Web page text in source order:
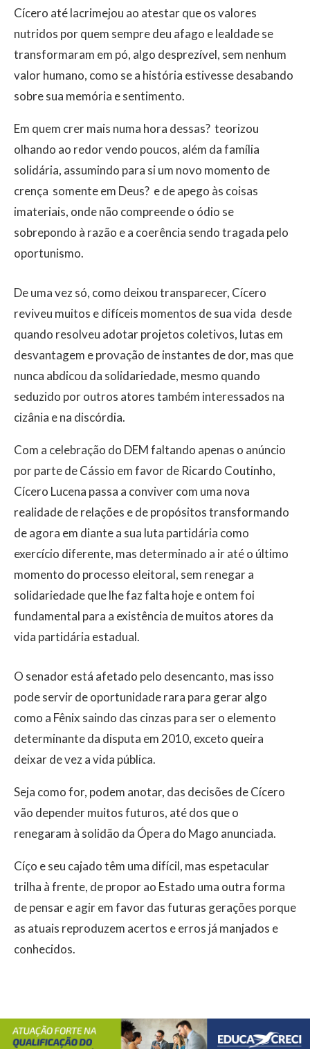
Cícero até lacrimejou ao atestar que os valores
nutridos por quem sempre deu afago e lealdade se
transformaram em pó, algo desprezível, sem nenhum
valor humano, como se a história estivesse desabando
sobre sua memória e sentimento.
Em quem crer mais numa hora dessas?  teorizou
olhando ao redor vendo poucos, além da família
solidária, assumindo para si um novo momento de
crença  somente em Deus?  e de apego às coisas
imateriais, onde não compreende o ódio se
sobrepondo à razão e a coerência sendo tragada pelo
oportunismo.
De uma vez só, como deixou transparecer, Cícero
reviveu muitos e difíceis momentos de sua vida  desde
quando resolveu adotar projetos coletivos, lutas em
desvantagem e provação de instantes de dor, mas que
nunca abdicou da solidariedade, mesmo quando
seduzido por outros atores também interessados na
cizânia e na discórdia.
Com a celebração do DEM faltando apenas o anúncio
por parte de Cássio em favor de Ricardo Coutinho,
Cícero Lucena passa a conviver com uma nova
realidade de relações e de propósitos transformando
de agora em diante a sua luta partidária como
exercício diferente, mas determinado a ir até o último
momento do processo eleitoral, sem renegar a
solidariedade que lhe faz falta hoje e ontem foi
fundamental para a existência de muitos atores da
vida partidária estadual.
O senador está afetado pelo desencanto, mas isso
pode servir de oportunidade rara para gerar algo
como a Fênix saindo das cinzas para ser o elemento
determinante da disputa em 2010, exceto queira
deixar de vez a vida pública.
Seja como for, podem anotar, das decisões de Cícero
vão depender muitos futuros, até dos que o
renegaram à solidão da Ópera do Mago anunciada.
Cíço e seu cajado têm uma difícil, mas espetacular
trilha à frente, de propor ao Estado uma outra forma
de pensar e agir em favor das futuras gerações porque
as atuais reproduzem acertos e erros já manjados e
conhecidos.